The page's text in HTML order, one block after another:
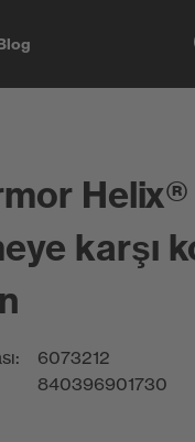
karşı
6073212
840396901730